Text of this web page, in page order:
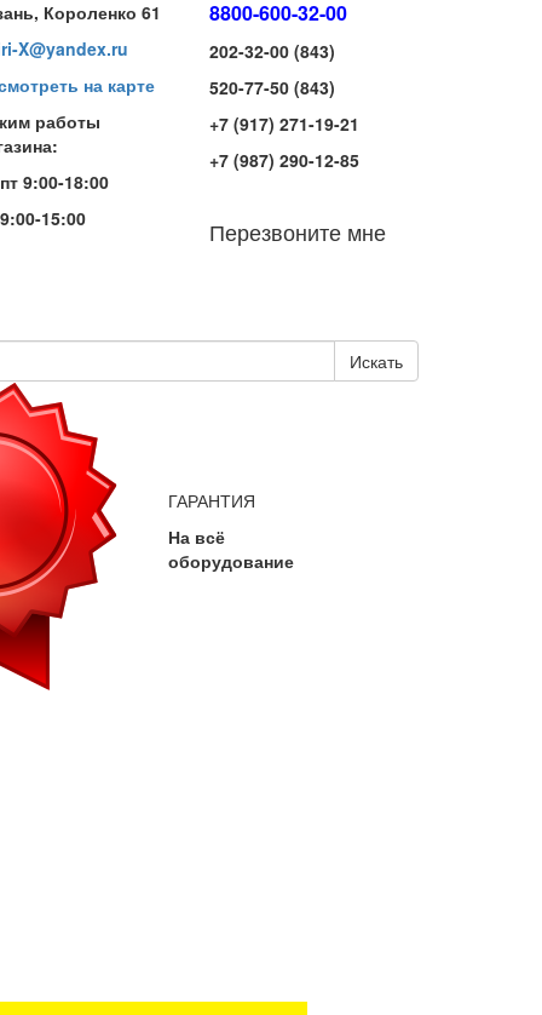
Короленко 61
X@yandex.ru
на карте
работы
9:00-18:00
15:00
8800-600-32-00
202-32-00 (843)
520-77-50 (843)
+7 (917) 271-19-21
+7 (987) 290-12-85
Перезвоните мне
Искать
ГАРАНТИЯ
На всё
оборудование